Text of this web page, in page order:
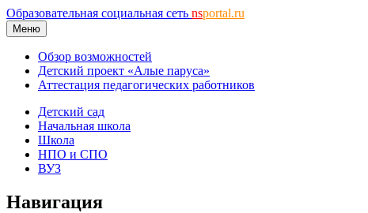
Образовательная социальная сеть nsportal.ru
Меню
Обзор возможностей
Детский проект «Алые паруса»
Аттестация педагогических работников
Детский сад
Начальная школа
Школа
НПО и СПО
ВУЗ
Навигация